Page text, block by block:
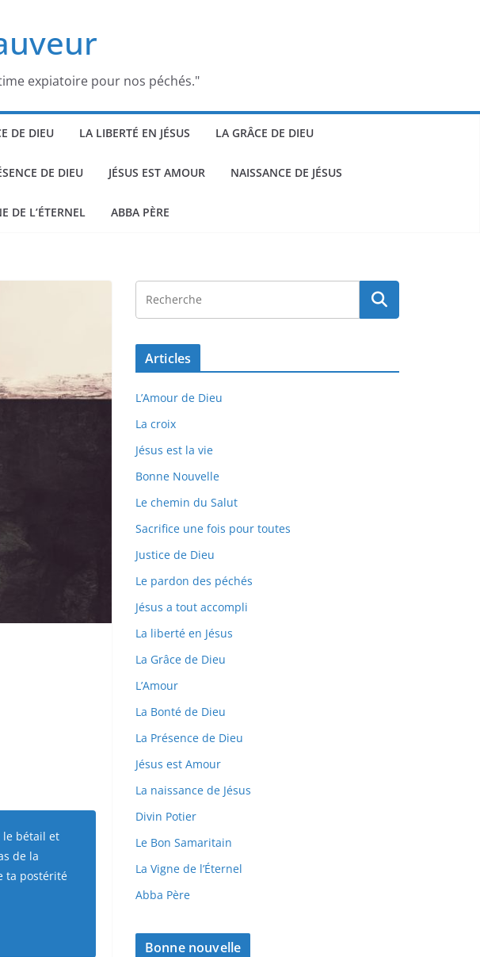
expiatoire pour nos péchés."
DE DIEU LA LIBERTÉ EN JÉSUS LA GRÂCE DE DIEU
DE DIEU JÉSUS EST AMOUR NAISSANCE DE JÉSUS
DE L’ÉTERNEL ABBA PÈRE
le bétail et
de la
ta postérité
Articles
L’Amour de Dieu
La croix
Jésus est la vie
Bonne Nouvelle
Le chemin du Salut
Sacrifice une fois pour toutes
Justice de Dieu
Le pardon des péchés
Jésus a tout accompli
La liberté en Jésus
La Grâce de Dieu
L’Amour
La Bonté de Dieu
La Présence de Dieu
Jésus est Amour
La naissance de Jésus
Divin Potier
Le Bon Samaritain
La Vigne de l’Éternel
Abba Père
Bonne nouvelle